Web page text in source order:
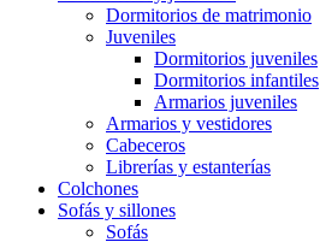
Dormitorios de matrimonio
Juveniles
Dormitorios juveniles
Dormitorios infantiles
Armarios juveniles
Armarios y vestidores
Cabeceros
Librerías y estanterías
Colchones
Sofás y sillones
Sofás